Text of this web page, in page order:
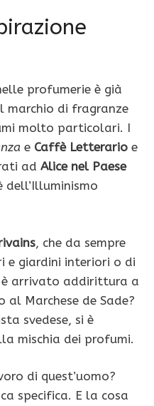
profumerie è già
marchio di fragranze
molto particolari. I
e Caffè Letterario e
ad Alice nel Paese
, che da sempre
e giardini interiori o di
è arrivato addirittura a
Marchese de Sade?
svedese, si è
mischia dei profumi.
di quest’uomo?
specifica. E la cosa